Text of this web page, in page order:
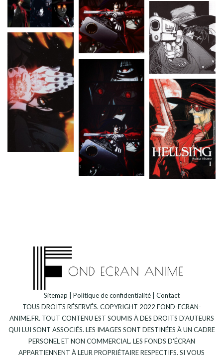
Sitemap Politique de confidentialité| Contact
TOUS DROITS RÉSERVÉS. COPYRIGHT 2022 FOND-ECRAN-
ANIME.FR. TOUT CONTENU EST SOUMIS À DES DROITS D'AUTEURS
QUI LUI SONT ASSOCIÉS. LES IMAGES SONT DESTINÉES À UN CADRE
PERSONEL ET NON COMMERCIAL. LES FONDS D'ÉCRAN
APPARTIENNENT À LEUR PROPRIÉTAIRE RESPECTIFS. SI VOUS